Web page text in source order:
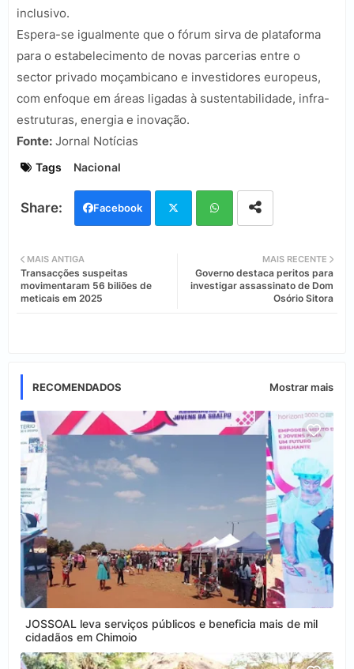
inclusivo.
Espera-se igualmente que o fórum sirva de plataforma
para o estabelecimento de novas parcerias entre o
sector privado moçambicano e investidores europeus,
com enfoque em áreas ligadas à sustentabilidade, infra-
estruturas, energia e inovação.
Fonte: Jornal Notícias
Tags Nacional
Facebook
ats
MAIS RECENTE
Governo destaca peritos para
investigar assassinato de Dom
Osório Sitora
MAIS ANTIGA
Transacções suspeitas
movimentaram 56 biliões de
meticais em 2025
RECOMENDADOS Mostrar mais
JOSSOAL leva serviços públicos e beneficia mais de mil
cidadãos em Chimoio